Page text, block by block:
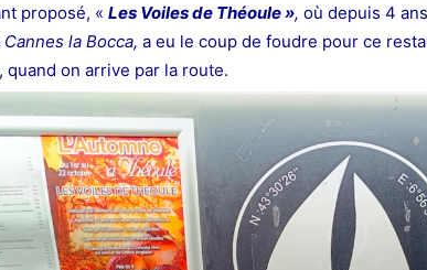
proposé, « Les Voiles de Théoule », où depuis 4
Cannes la Bocca, a eu le coup de foudre pour ce
quand on arrive par la route.